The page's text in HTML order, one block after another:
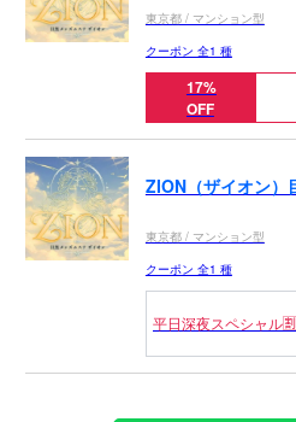
東京都 / マンション型
クーポン 全1 種
17%
OFF
ZION（ザイオン）
東京都 / マンション型
クーポン 全1 種
平日深夜スペシャル🈹
￣￣￣￣￣￣￣￣￣